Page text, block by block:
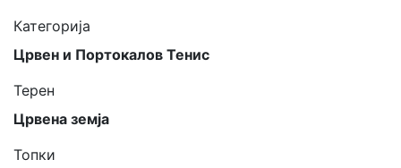
Категорија
Црвен и Портокалов Тенис
Терен
Црвена земја
Топки